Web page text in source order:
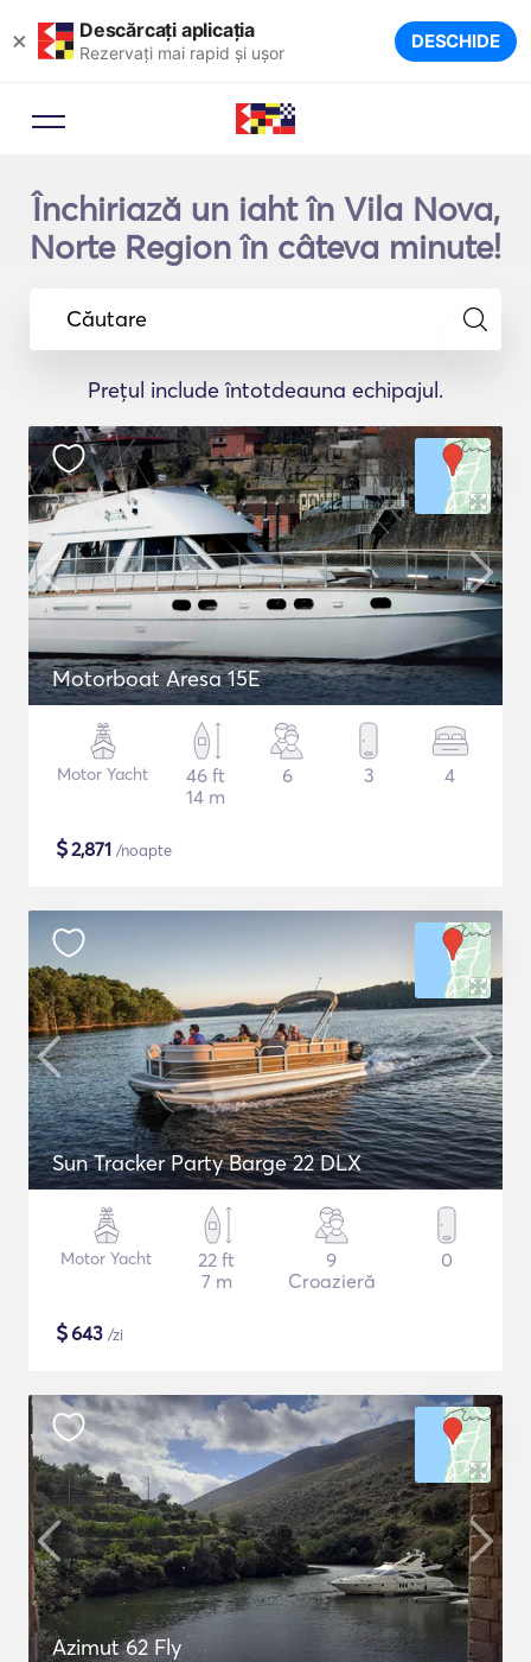
× Descărcați aplicația
Rezervați mai rapid și ușor DESCHIDE
Închiriază un iaht în Vila Nova,
Norte Region în câteva minute!
Căutare
Prețul include întotdeauna echipajul.
Motorboat Aresa 15E
Motor Yacht
46 ft
14 m
6 3 4
$2,871 /noapte
Sun Tracker Party Barge 22 DLX
Motor Yacht
22 ft
7 m
9
Croazieră
0
$643 /zi
Azimut 62 Fly